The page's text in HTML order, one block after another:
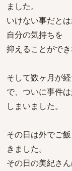
ました。
いけない事だと
自分の気持ちを
抑えることができ
そして数ヶ月が
で、ついに事件
しまいました。
その日は外でご
きました。
その日の美紀さ